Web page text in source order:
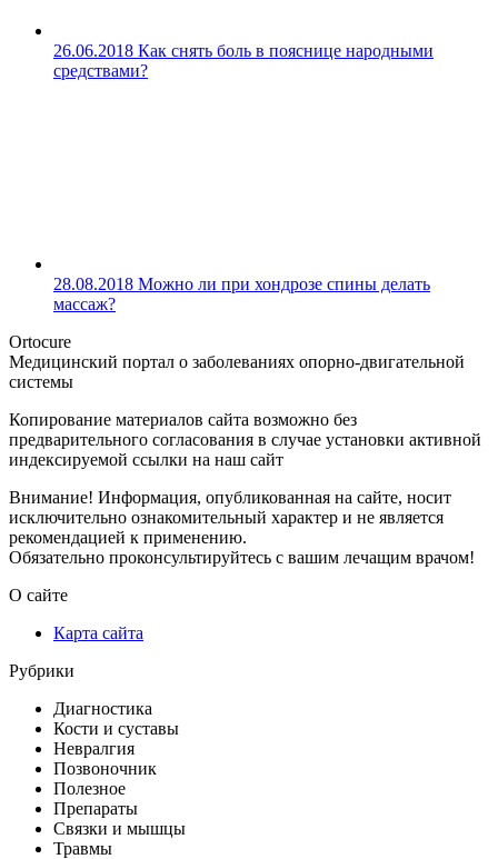
26.06.2018 Как снять боль в пояснице народными
средствами?
28.08.2018 Можно ли при хондрозе спины делать
массаж?
Ortocure
Медицинский портал о заболеваниях опорно-двигательной
системы
Копирование материалов сайта возможно без
предварительного согласования в случае установки активной
индексируемой ссылки на наш сайт
Внимание! Информация, опубликованная на сайте, носит
исключительно ознакомительный характер и не является
рекомендацией к применению.
Обязательно проконсультируйтесь с вашим лечащим врачом!
О сайте
Карта сайта
Рубрики
Диагностика
Кости и суставы
Невралгия
Позвоночник
Полезное
Препараты
Связки и мышцы
Травмы